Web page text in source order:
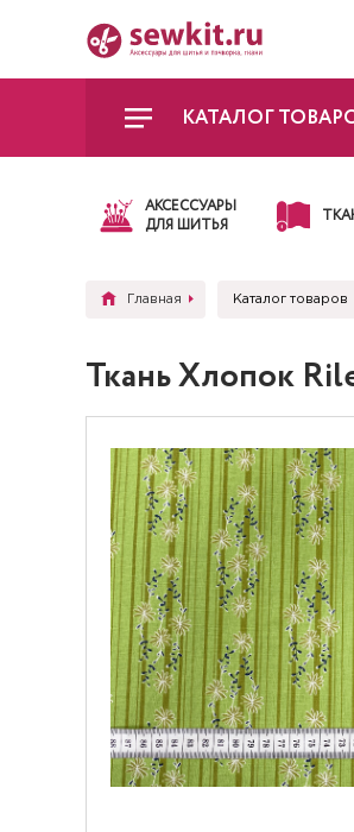
КАТАЛОГ
АКСЕССУАРЫ
ДЛЯ ШИТЬЯ
Главная Каталог товаров
Ткань Хлопок